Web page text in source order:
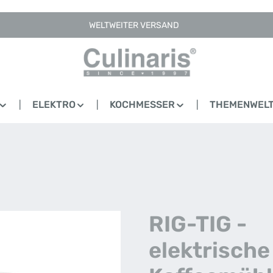
WELTWEITER VERSAND
ELEKTRO KOCHMESSER
RIG-TIG -
elektrische